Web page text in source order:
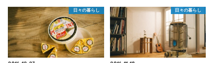
日々の暮らし 日々の暮らし